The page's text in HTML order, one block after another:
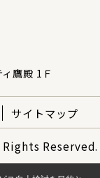
鷹殿 1Ｆ
サイトマップ
Rights Reserved.